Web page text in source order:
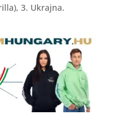
3. Ukrajna.